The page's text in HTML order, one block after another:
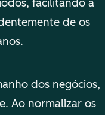
facilitando a
de os
dos negócios,
Ao normalizar os